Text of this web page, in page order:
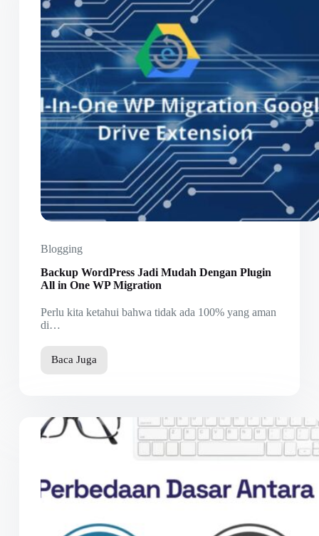
Blogging
Backup WordPress Jadi Mudah Dengan Plugin
All in One WP Migration
Perlu kita ketahui bahwa tidak ada 100% yang aman
di…
Baca Juga
Backup
Plugin
All
Migration